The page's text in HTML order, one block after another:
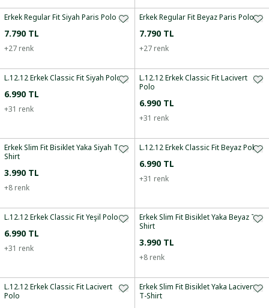
Erkek Regular Fit Siyah Paris Polo
7.790 TL
+27 renk
Erkek Regular Fit Beyaz Paris Polo
7.790 TL
+27 renk
L.12.12 Erkek Classic Fit Siyah Polo
6.990 TL
+31 renk
L.12.12 Erkek Classic Fit Lacivert
Polo
6.990 TL
+31 renk
Erkek Slim Fit Bisiklet Yaka Siyah T-
Shirt
3.990 TL
+8 renk
L.12.12 Erkek Classic Fit Beyaz Polo
6.990 TL
+31 renk
L.12.12 Erkek Classic Fit Yeşil Polo
6.990 TL
+31 renk
Erkek Slim Fit Bisiklet Yaka Beyaz T-
Shirt
3.990 TL
+8 renk
L.12.12 Erkek Classic Fit Lacivert
Polo
Erkek Slim Fit Bisiklet Yaka Lacivert
T-Shirt